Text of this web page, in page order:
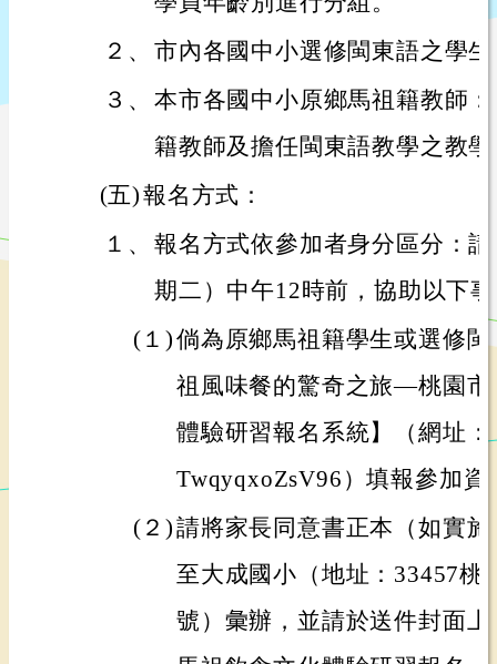
２、 市內各國中小選修閩東語之學
３、 本市各國中小原鄉馬祖籍教師
籍教師及擔任閩東語教學之教
(五)報名方式：
１、 報名方式依參加者身分區分：
期二）中午12時前，協助以下
(１)倘為原鄉馬祖籍學生或選修
祖風味餐的驚奇之旅—桃園市
體驗研習報名系統】（網址
TwqyqxoZsV96）填報參加資
(２)請將家長同意書正本（如實
至大成國小（地址：33457桃
號）彙辦，並請於送件封面